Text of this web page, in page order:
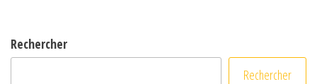
Rechercher
Rechercher